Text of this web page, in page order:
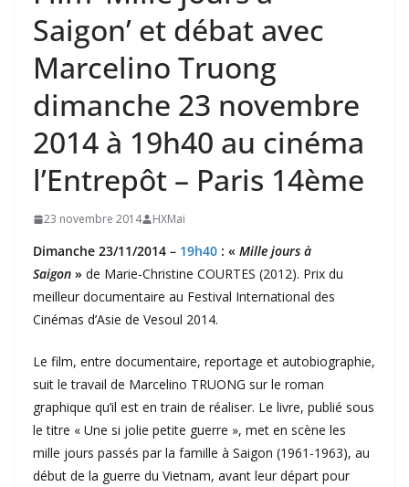
Saigon’ et débat avec
Marcelino Truong
dimanche 23 novembre
2014 à 19h40 au cinéma
l’Entrepôt – Paris 14ème
23 novembre 2014 HXMai
Dimanche 23/11/2014 – 19h40 : « Mille jours à
Saigon » de Marie-Christine COURTES (2012). Prix du
meilleur documentaire au Festival International des
Cinémas d’Asie de Vesoul 2014.
Le film, entre documentaire, reportage et autobiographie,
suit le travail de Marcelino TRUONG sur le roman
graphique qu’il est en train de réaliser. Le livre, publié sous
le titre « Une si jolie petite guerre », met en scène les
mille jours passés par la famille à Saigon (1961-1963), au
début de la guerre du Vietnam, avant leur départ pour